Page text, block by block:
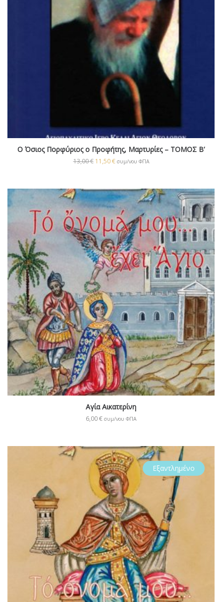
Ο Όσιος Πορφύριος ο Προφήτης, Μαρτυρίες – ΤΟΜΟΣ Β’
13,00€ 11,50€ συμ/νου ΦΠΑ
Αγία Αικατερίνη
6,00€ συμ/νου ΦΠΑ
Εξαντλημένο